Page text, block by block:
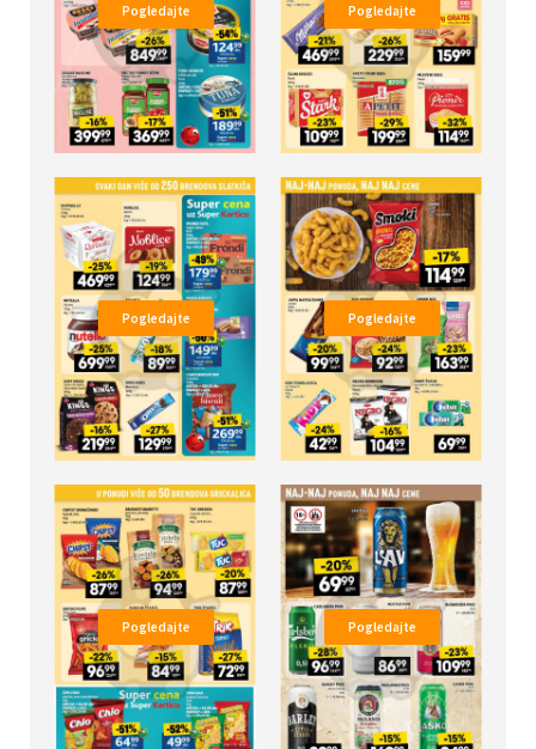
Pogledajte Pogledajte
Pogledajte Pogledajte
Pogledajte Pogledajte